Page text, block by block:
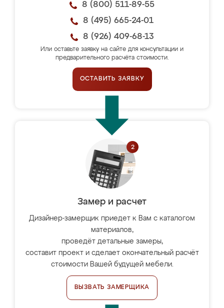
8 (800) 511-89-55
8 (495) 665-24-01
8 (926) 409-68-13
Или оставьте заявку на сайте для консультации и
предварительного расчёта стоимости.
ОСТАВИТЬ ЗАЯВКУ
Замер и расчет
Дизайнер-замерщик приедет к Вам с каталогом
материалов,
проведёт детальные замеры,
составит проект и сделает окончательный расчёт
стоимости Вашей будущей мебели.
ВЫЗВАТЬ ЗАМЕРЩИКА